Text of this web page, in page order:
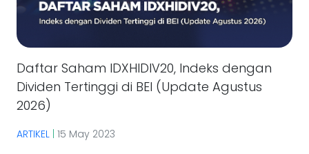
Daftar Saham IDXHIDIV20, Indeks dengan
Dividen Tertinggi di BEI (Update Agustus
2026)
ARTIKEL 15 May 2023